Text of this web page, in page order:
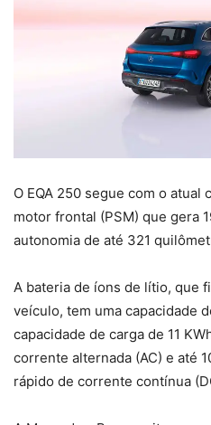
O EQA 250 segue com o
motor frontal (PSM) que gera
autonomia de até 321
A bateria de íons de lítio, que
veículo, tem uma capacidade
capacidade de carga de 11
corrente alternada (AC) e até
rápido de corrente contínua